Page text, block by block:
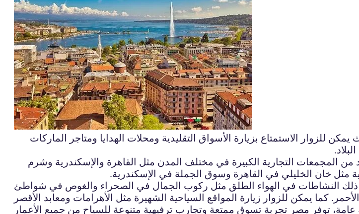
للزوار الاستمتاع بزيارة الأسواق التقليدية ومحلات الهدايا ومتاجر الماركات
المجمعات التجارية الكبيرة في مختلف المدن مثل القاهرة والإسكندرية وشرم
مثل خان الخليلي في القاهرة وسوق الجملة في الإسكندرية.
ذلك النشاطات في الهواء الطلق مثل ركوب الجمال في الصحراء والغوص في شواطئ